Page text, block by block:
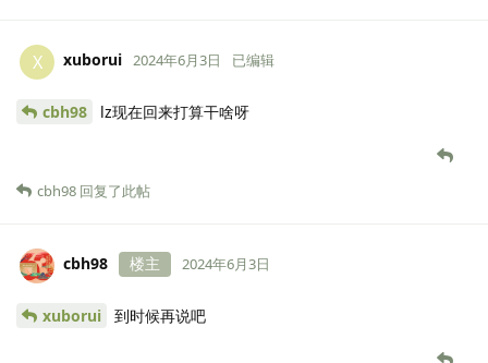
X xuborui 2024年6月3日 已编辑
cbh98 lz现在回来打算干啥呀
cbh98 回复了此帖
cbh98 楼主 2024年6月3日
xuborui 到时候再说吧